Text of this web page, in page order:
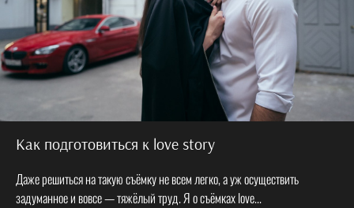
Как подготовиться к love story
Даже решиться на такую съёмку не всем легко, а уж осуществить
задуманное и вовсе — тяжёлый труд. Я о съёмках love...